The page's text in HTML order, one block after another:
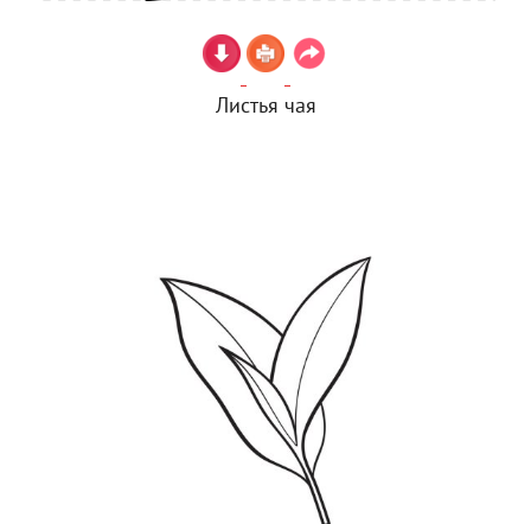
Листья чая